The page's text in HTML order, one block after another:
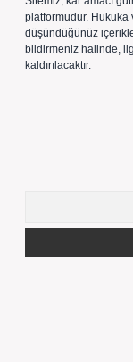
platformudur. Hukuka
düşündüğünüz
bildirmeniz halinde,
kaldırılacaktır.